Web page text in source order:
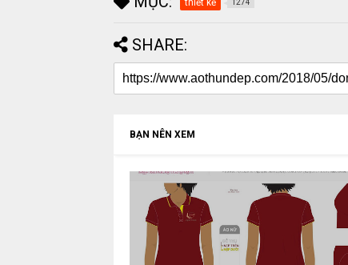
thiết kế 1274
SHARE:
BẠN NÊN XEM